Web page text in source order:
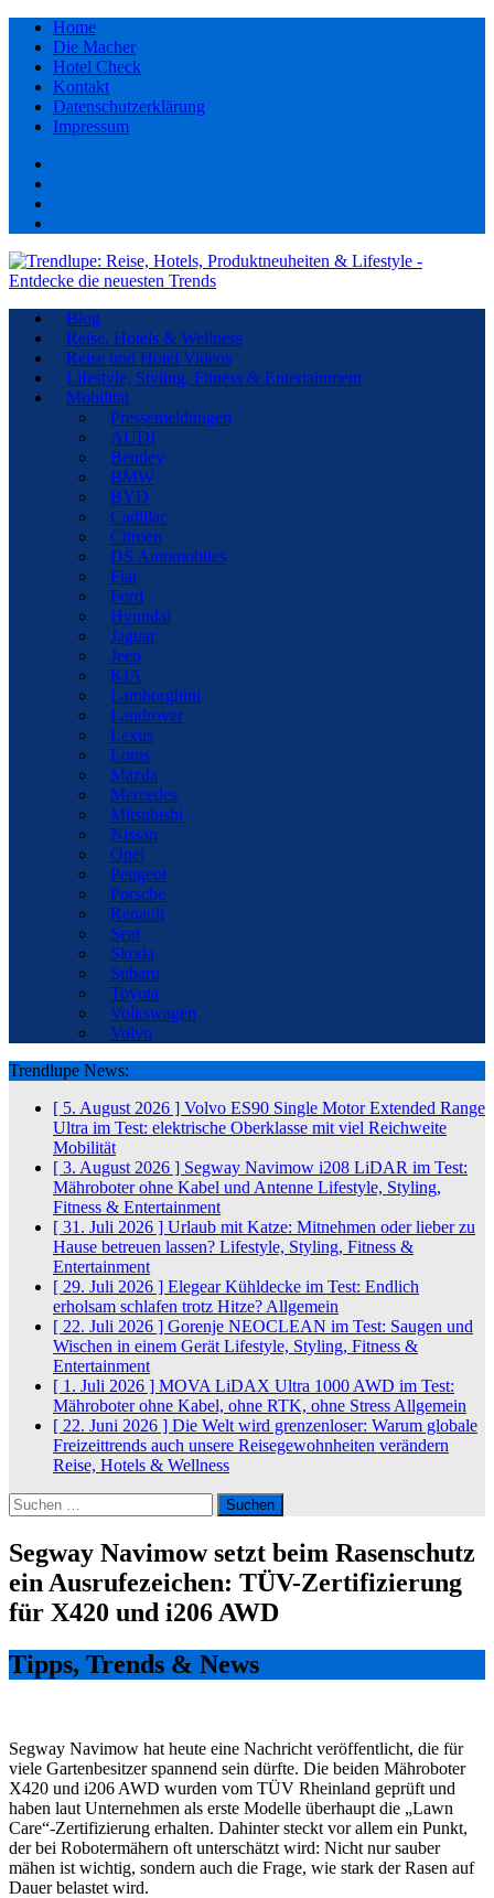
Home
Die Macher
Hotel Check
Kontakt
Datenschutzerklärung
Impressum
Blog
Reise, Hotels & Wellness
Reise und Hotel Videos
Lifestyle, Styling, Fitness & Entertainment
Mobilität
Pressemeldungen
AUDI
Bentley
BMW
BYD
Cadillac
Citroen
DS Automobiles
Fiat
Ford
Hyundai
Jaguar
Jeep
KIA
Lamborghini
Landrover
Lexus
Lotus
Mazda
Mercedes
Mitsubishi
Nissan
Opel
Peugeot
Porsche
Renault
Seat
Skoda
Subaru
Toyota
Volkswagen
Volvo
Trendlupe News:
[ 5. August 2026 ] Volvo ES90 Single Motor Extended Range
Ultra im Test: elektrische Oberklasse mit viel Reichweite
Mobilität
[ 3. August 2026 ] Segway Navimow i208 LiDAR im Test:
Mähroboter ohne Kabel und Antenne Lifestyle, Styling,
Fitness & Entertainment
[ 31. Juli 2026 ] Urlaub mit Katze: Mitnehmen oder lieber zu
Hause betreuen lassen? Lifestyle, Styling, Fitness &
Entertainment
[ 29. Juli 2026 ] Elegear Kühldecke im Test: Endlich
erholsam schlafen trotz Hitze? Allgemein
[ 22. Juli 2026 ] Gorenje NEOCLEAN im Test: Saugen und
Wischen in einem Gerät Lifestyle, Styling, Fitness &
Entertainment
[ 1. Juli 2026 ] MOVA LiDAX Ultra 1000 AWD im Test:
Mähroboter ohne Kabel, ohne RTK, ohne Stress Allgemein
[ 22. Juni 2026 ] Die Welt wird grenzenloser: Warum globale
Freizeittrends auch unsere Reisegewohnheiten verändern
Reise, Hotels & Wellness
Suchen
nach:
Segway Navimow setzt beim Rasenschutz
ein Ausrufezeichen: TÜV-Zertifizierung
für X420 und i206 AWD
Tipps, Trends & News
Segway Navimow hat heute eine Nachricht veröffentlicht, die für
viele Gartenbesitzer spannend sein dürfte. Die beiden Mähroboter
X420 und i206 AWD wurden vom TÜV Rheinland geprüft und
haben laut Unternehmen als erste Modelle überhaupt die „Lawn
Care“-Zertifizierung erhalten. Dahinter steckt vor allem ein Punkt,
der bei Robotermähern oft unterschätzt wird: Nicht nur sauber
mähen ist wichtig, sondern auch die Frage, wie stark der Rasen auf
Dauer belastet wird.